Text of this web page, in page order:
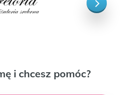
i chcesz pomóc?